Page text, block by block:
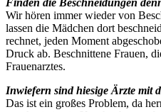
Wir hören immer wieder von
lassen die Mädchen dort
rechnet, jeden Moment
Druck ab. Beschnittene Frauen,
Frauenarztes.
Inwiefern sind hiesige Ärzte mit
Das ist ein großes Problem, da